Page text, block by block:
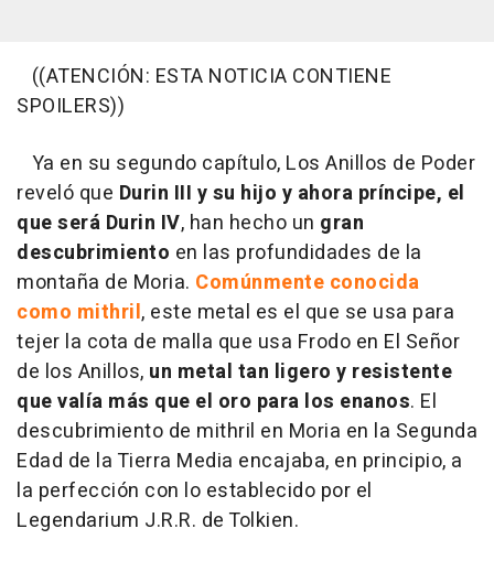
((ATENCIÓN: ESTA NOTICIA CONTIENE
SPOILERS))
Ya en su segundo capítulo, Los Anillos de Poder
reveló que Durin III y su hijo y ahora príncipe, el
que será Durin IV, han hecho un gran
descubrimiento en las profundidades de la
montaña de Moria. Comúnmente conocida
como mithril, este metal es el que se usa para
tejer la cota de malla que usa Frodo en El Señor
de los Anillos, un metal tan ligero y resistente
que valía más que el oro para los enanos. El
descubrimiento de mithril en Moria en la Segunda
Edad de la Tierra Media encajaba, en principio, a
la perfección con lo establecido por el
Legendarium J.R.R. de Tolkien.